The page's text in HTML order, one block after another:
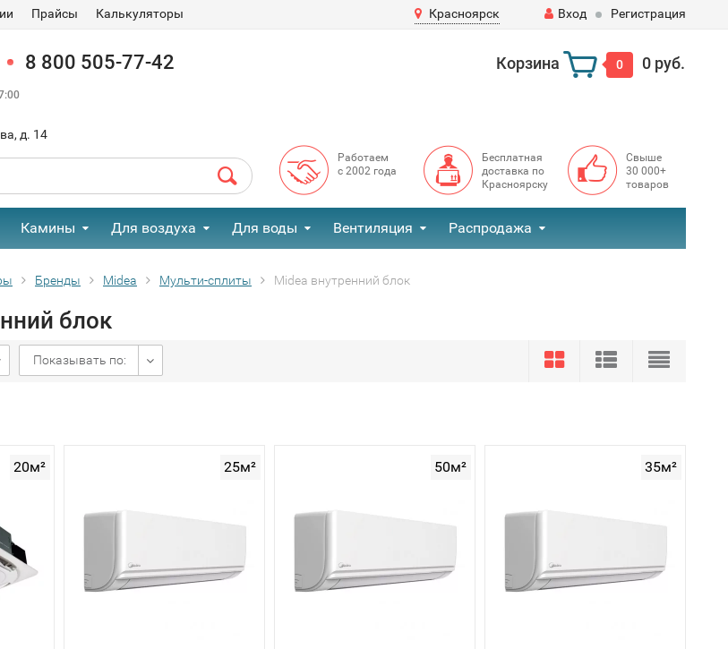
Прайсы Калькуляторы Красноярск Вход Регистрация
8 800 505-77-42
д. 14
Корзина 0 0 руб.
Работаем
с 2002 года
Бесплатная
доставка по
Красноярску
Свыше
30 000+
товаров
Камины Для воздуха Для воды Вентиляция Распродажа
Бренды Midea Мульти-сплиты Midea внутренний блок
блок
Показывать по:
20м² 25м² 50м² 35м²